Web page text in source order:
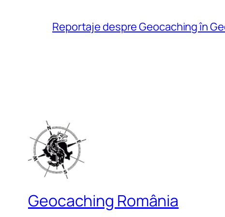
Reportaje despre Geocaching în
Geocaching România